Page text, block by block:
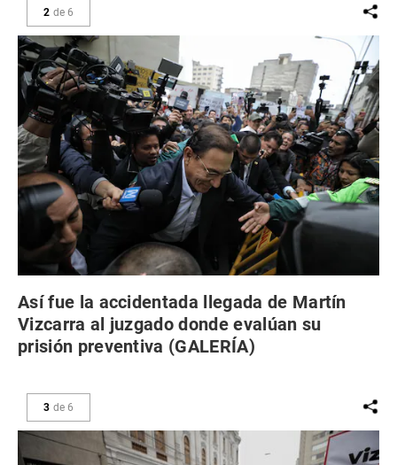
2 de 6
Así fue la accidentada llegada de Martín
Vizcarra al juzgado donde evalúan su
prisión preventiva (GALERÍA)
3 de 6